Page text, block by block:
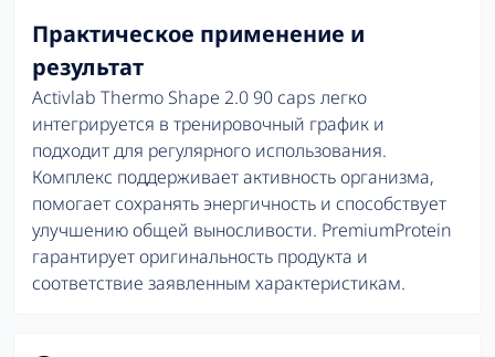
Практическое применение и
результат
Activlab Thermo Shape 2.0 90 caps легко
интегрируется в тренировочный график и
подходит для регулярного использования.
Комплекс поддерживает активность организма,
помогает сохранять энергичность и способствует
улучшению общей выносливости. PremiumProtein
гарантирует оригинальность продукта и
соответствие заявленным характеристикам.